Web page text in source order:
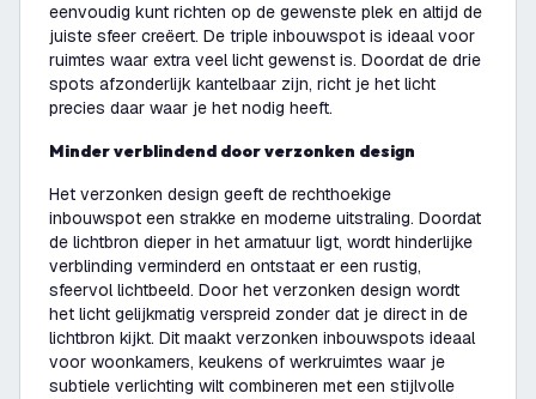
eenvoudig kunt richten op de gewenste plek en altijd de
juiste sfeer creëert. De triple inbouwspot is ideaal voor
ruimtes waar extra veel licht gewenst is. Doordat de drie
spots afzonderlijk kantelbaar zijn, richt je het licht
precies daar waar je het nodig heeft.
Minder verblindend door verzonken design
Het verzonken design geeft de rechthoekige
inbouwspot een strakke en moderne uitstraling. Doordat
de lichtbron dieper in het armatuur ligt, wordt hinderlijke
verblinding verminderd en ontstaat er een rustig,
sfeervol lichtbeeld. Door het verzonken design wordt
het licht gelijkmatig verspreid zonder dat je direct in de
lichtbron kijkt. Dit maakt verzonken inbouwspots ideaal
voor woonkamers, keukens of werkruimtes waar je
subtiele verlichting wilt combineren met een stijlvolle